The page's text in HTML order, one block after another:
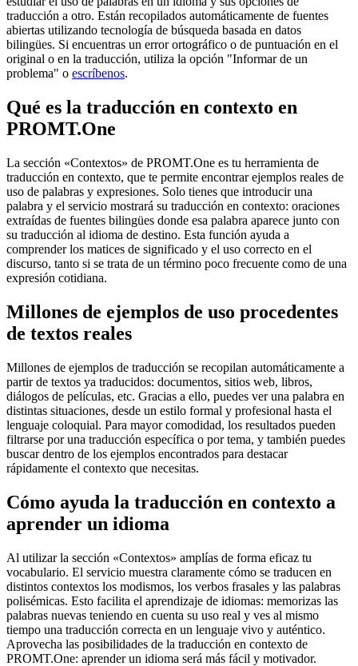
traducción a otro. Están recopilados automáticamente de fuentes
abiertas utilizando tecnología de búsqueda basada en datos
bilingües. Si encuentras un error ortográfico o de puntuación en el
original o en la traducción, utiliza la opción "Informar de un
problema" o escríbenos.
Qué es la traducción en contexto en
PROMT.One
La sección «Contextos» de PROMT.One es tu herramienta de
traducción en contexto, que te permite encontrar ejemplos reales de
uso de palabras y expresiones. Solo tienes que introducir una
palabra y el servicio mostrará su traducción en contexto: oraciones
extraídas de fuentes bilingües donde esa palabra aparece junto con
su traducción al idioma de destino. Esta función ayuda a
comprender los matices de significado y el uso correcto en el
discurso, tanto si se trata de un término poco frecuente como de una
expresión cotidiana.
Millones de ejemplos de uso procedentes
de textos reales
Millones de ejemplos de traducción se recopilan automáticamente a
partir de textos ya traducidos: documentos, sitios web, libros,
diálogos de películas, etc. Gracias a ello, puedes ver una palabra en
distintas situaciones, desde un estilo formal y profesional hasta el
lenguaje coloquial. Para mayor comodidad, los resultados pueden
filtrarse por una traducción específica o por tema, y también puedes
buscar dentro de los ejemplos encontrados para destacar
rápidamente el contexto que necesitas.
Cómo ayuda la traducción en contexto a
aprender un idioma
Al utilizar la sección «Contextos» amplías de forma eficaz tu
vocabulario. El servicio muestra claramente cómo se traducen en
distintos contextos los modismos, los verbos frasales y las palabras
polisémicas. Esto facilita el aprendizaje de idiomas: memorizas las
palabras nuevas teniendo en cuenta su uso real y ves al mismo
tiempo una traducción correcta en un lenguaje vivo y auténtico.
Aprovecha las posibilidades de la traducción en contexto de
PROMT.One: aprender un idioma será más fácil y motivador.